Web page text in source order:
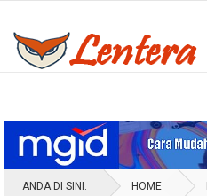
ANDA DI SINI: HOME